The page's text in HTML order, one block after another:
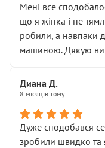
Мені все
що я жінка і не
робили, а навпаки
машиною. Дякую ви
Диана Д.
8 місяців тому
Дуже сподобався
зробили швидко та